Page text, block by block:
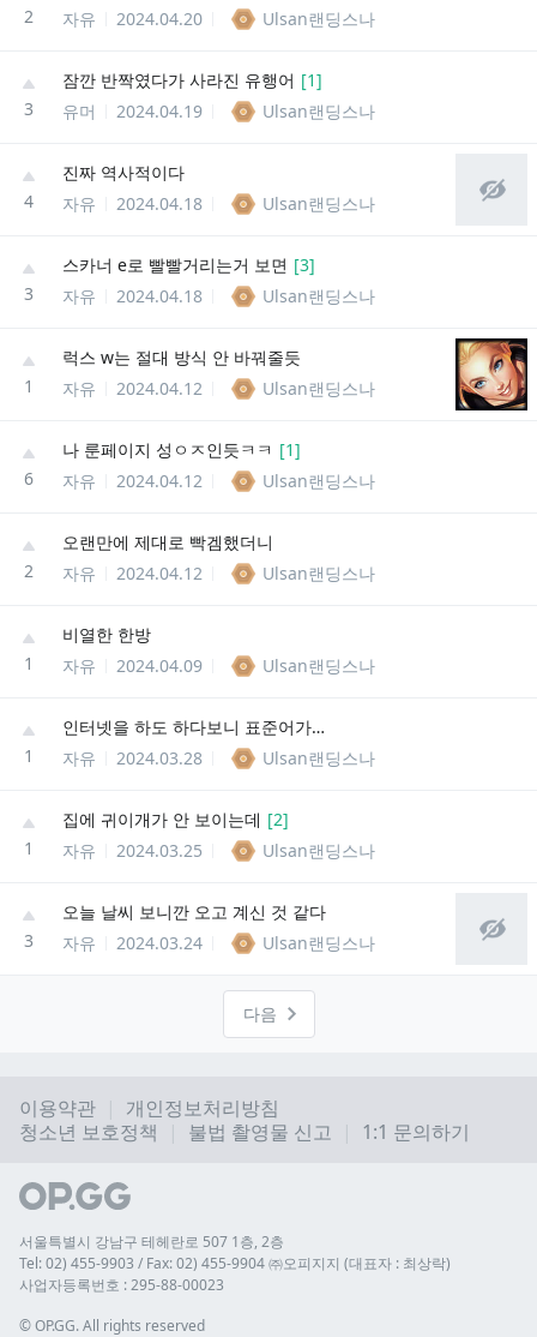
2
자유
2024.04.20 Ulsan랜딩스나
3
잠깐 반짝였다가 사라진 유행어 [1]
유머
2024.04.19 Ulsan랜딩스나
4
진짜 역사적이다
자유
2024.04.18 Ulsan랜딩스나
3
스카너 e로 빨빨거리는거 보면 [3]
자유
2024.04.18 Ulsan랜딩스나
1
럭스 w는 절대 방식 안 바꿔줄듯
자유
2024.04.12 Ulsan랜딩스나
6
나 룬페이지 성ㅇㅈ인듯ㅋㅋ [1]
자유
2024.04.12 Ulsan랜딩스나
2
오랜만에 제대로 빡겜했더니
자유
2024.04.12 Ulsan랜딩스나
1
비열한 한방
자유
2024.04.09 Ulsan랜딩스나
1
인터넷을 하도 하다보니 표준어가 번역체 같음
자유
2024.03.28 Ulsan랜딩스나
1
집에 귀이개가 안 보이는데 [2]
자유
2024.03.25 Ulsan랜딩스나
3
오늘 날씨 보니깐 오고 계신 것 같다
자유
2024.03.24 Ulsan랜딩스나
다음
이용약관
개인정보처리방침
청소년 보호정책
불법 촬영물 신고 1:1 문의하기
서울특별시 강남구 테헤란로 507 1층, 2층
Tel: 02) 455-9903 / Fax: 02) 455-9904 ㈜오피지지 (대표자 : 최상락)
사업자등록번호 : 295-88-00023
© OP.GG. All rights reserved